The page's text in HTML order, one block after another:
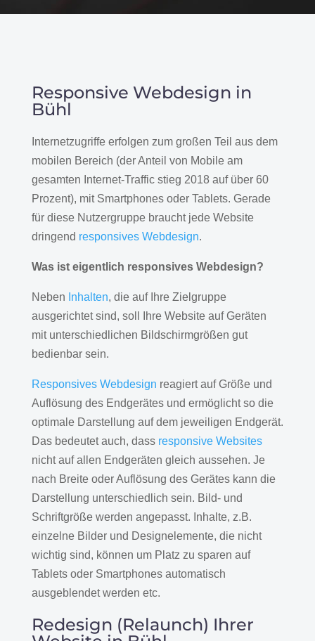
Responsive Webdesign in
Bühl
Internetzugriffe erfolgen zum großen Teil aus dem
mobilen Bereich (der Anteil von Mobile am
gesamten Internet-Traffic stieg 2018 auf über 60
Prozent), mit Smartphones oder Tablets. Gerade
für diese Nutzergruppe braucht jede Website
dringend responsives Webdesign.
Was ist eigentlich responsives Webdesign?
Neben Inhalten, die auf Ihre Zielgruppe
ausgerichtet sind, soll Ihre Website auf Geräten
mit unterschiedlichen Bildschirmgrößen gut
bedienbar sein.
Responsives Webdesign reagiert auf Größe und
Auflösung des Endgerätes und ermöglicht so die
optimale Darstellung auf dem jeweiligen Endgerät.
Das bedeutet auch, dass responsive Websites
nicht auf allen Endgeräten gleich aussehen. Je
nach Breite oder Auflösung des Gerätes kann die
Darstellung unterschiedlich sein. Bild- und
Schriftgröße werden angepasst. Inhalte, z.B.
einzelne Bilder und Designelemente, die nicht
wichtig sind, können um Platz zu sparen auf
Tablets oder Smartphones automatisch
ausgeblendet werden etc.
Redesign (Relaunch) Ihrer